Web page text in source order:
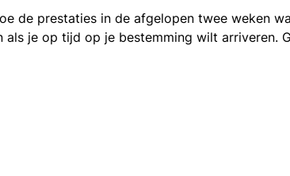
de prestaties in de afgelopen twee weken
je op tijd op je bestemming wilt arriveren.